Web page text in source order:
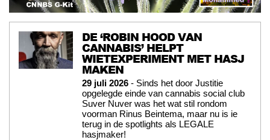
DE ‘ROBIN HOOD VAN
CANNABIS’ HELPT
WIETEXPERIMENT MET HASJ
MAKEN
29 juli 2026 - Sinds het door Justitie
opgelegde einde van cannabis social club
Suver Nuver was het wat stil rondom
voorman Rinus Beintema, maar nu is ie
terug in de spotlights als LEGALE
hasjmaker!